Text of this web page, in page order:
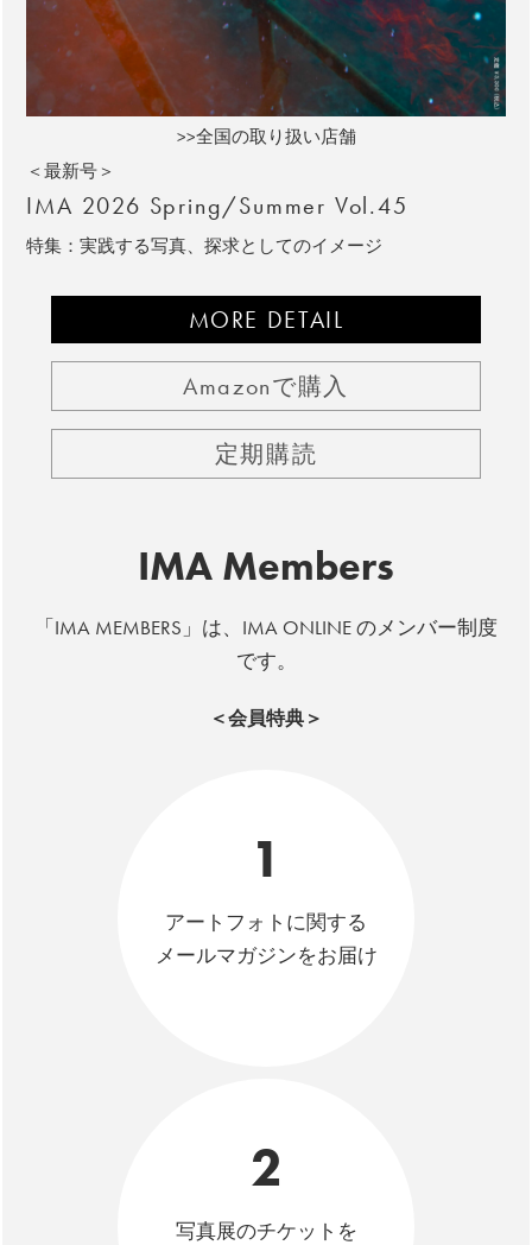
>>全国の取り扱い店舗
＜最新号＞
IMA 2026 Spring/Summer Vol.45
特集：実践する写真、探求としてのイメージ
MORE DETAIL
Amazonで購入
定期購読
IMA Members
「IMA MEMBERS」は、IMA ONLINE のメンバー制度
です。
＜会員特典＞
1
アートフォトに関する
メールマガジンをお届け
2
写真展のチケットを